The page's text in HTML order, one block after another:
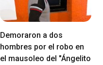
Demoraron a dos
hombres por el robo en
el mausoleo del "Ángelito